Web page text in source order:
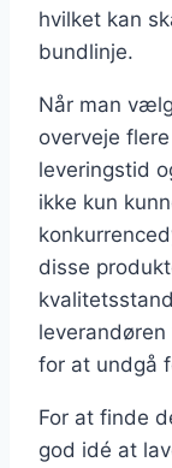
hvilket kan
bundlinje.
Når man
overveje
leveringstid
ikke kun
disse
for at undgå
For at finde
god idé at